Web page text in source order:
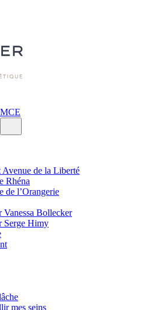
Avenue de la Liberté
Rhéna
de l’Orangerie
Vanessa Bollecker
Serge Himy
mes seins